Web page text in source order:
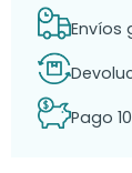
Envíos
Pago